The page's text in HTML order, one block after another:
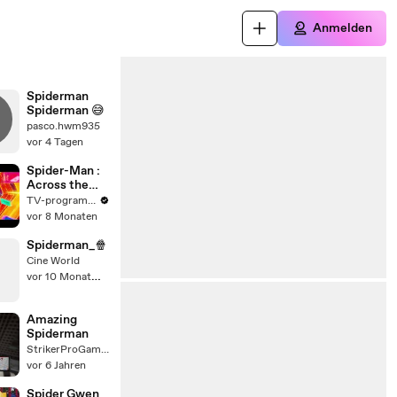
Anmelden
Spiderman
Spiderman 😅
pasco.hwm935
vor 4 Tagen
Spider-Man :
Across the
Spider-Verse
TV-programme.com
vor 8 Monaten
Spiderman_🍿
Cine World
vor 10 Monaten
Amazing
Spiderman
StrikerProGames
vor 6 Jahren